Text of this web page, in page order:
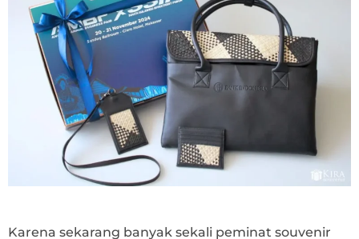
Karena sekarang banyak sekali peminat souvenir